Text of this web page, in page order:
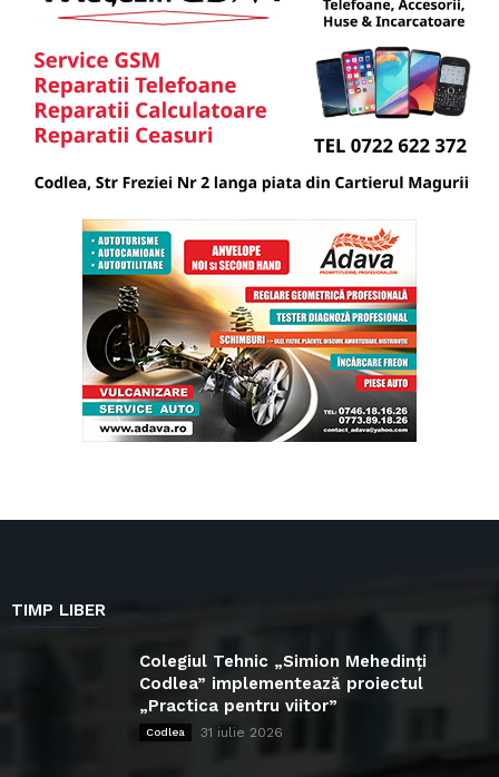
TIMP LIBER
Colegiul Tehnic „Simion Mehedinți
Codlea” implementează proiectul
„Practica pentru viitor”
Codlea 31 iulie 2026